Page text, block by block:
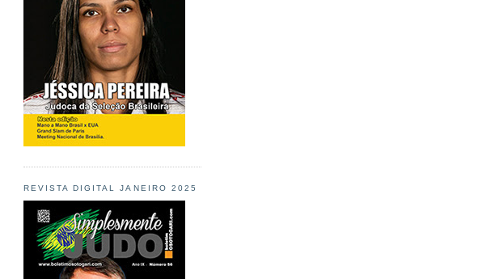
REVISTA DIGITAL JANEIRO 2025